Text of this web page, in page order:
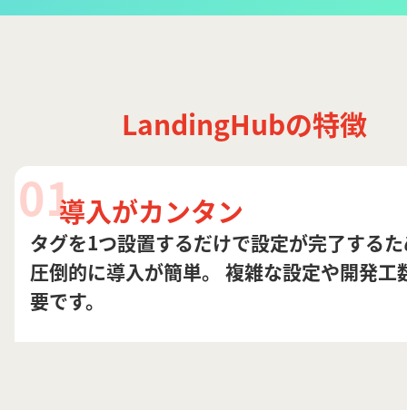
LandingHubの特徴
01導入がカンタン
タグを1つ設置するだけで設定が完了する
圧倒的に導入が簡単。 複雑な設定や開発工
要です。